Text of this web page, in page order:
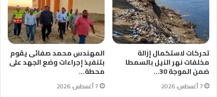
تحركات لاستكمال إزالة
مخلفات نهر النيل بالسمطا
ضمن الموجة 30…
7 أغسطس، 2026
المهندس محمد صفائى يقوم
بتنفيذ إجراءات وضع الجهد على
محطة…
7 أغسطس، 2026